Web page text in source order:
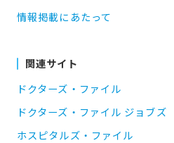
情報掲載にあたって
関連サイト
ドクターズ・ファイル
ドクターズ・ファイル ジョブズ
ホスピタルズ・ファイル